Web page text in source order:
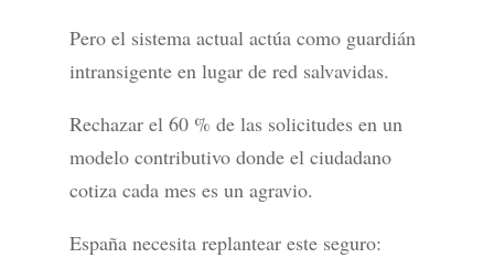
Pero el sistema actual actúa como guardián
intransigente en lugar de red salvavidas.
Rechazar el 60 % de las solicitudes en un
modelo contributivo donde el ciudadano
cotiza cada mes es un agravio.
España necesita replantear este seguro: